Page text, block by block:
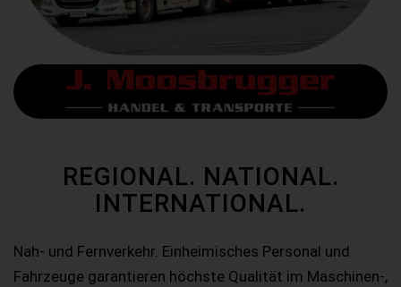
REGIONAL. NATIONAL.
INTERNATIONAL.
Nah- und Fernverkehr. Einheimisches Personal und
Fahrzeuge garantieren höchste Qualität im Maschinen-,